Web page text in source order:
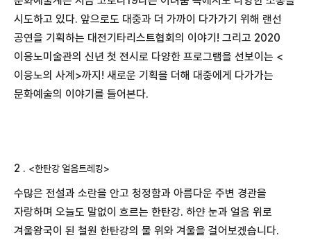
시도하고 있다. 앞으로도 대중과 더 가까이 다가가기 위해 랜선
공연을 기획하는 대전기타리스트협회의 이야기! 그리고 2020
이응노미술관의 신년 첫 전시로 다양한 프로그램을 선보이는 <
이응노의 사계>까지! 새로운 기획을 더해 대중에게 다가가는
문화예술의 이야기를 들어본다.
2 . <한탄강 얼음트레킹>
수많은 전설과 소란을 안고 청정함과 아름다운 주변 경관을
자랑하며 오늘도 말없이 흐르는 한탄강. 하얀 눈과 얼음 위로
겨울왕국이 된 철원 한탄강의 물 위와 겨울을 걸어보겠습니다.